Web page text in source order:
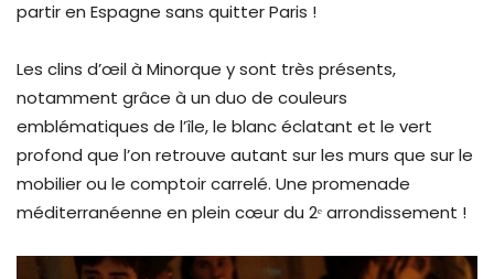
partir en Espagne sans quitter Paris !
Les clins d’œil à Minorque y sont très présents,
notamment grâce à un duo de couleurs
emblématiques de l’île, le blanc éclatant et le vert
profond que l’on retrouve autant sur les murs que sur le
mobilier ou le comptoir carrelé. Une promenade
méditerranéenne en plein cœur du 2ᵉ arrondissement !